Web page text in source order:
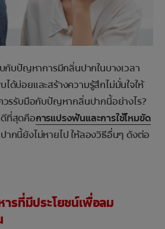
กับปัญหาการมีกลิ่นปากในบางเวลา
ด้บ่อยและสร้างความรู้สึกไม่มั่นใจให้
รรับมือกับปัญหากลิ่นปากนี้อย่างไร?
ที่สุดคือการแปรงฟันและการใช้ไหมขัด
กนี้ยังไม่หายไป ให้ลองวิธีอื่นๆ ดังต่อ
ารที่มีประโยชน์เพื่อลม